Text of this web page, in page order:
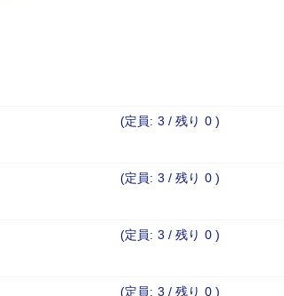
(定員: 3 /残り 0)
(定員: 3 /残り 0)
(定員: 3 /残り 0)
(定員: 3 /残り 0)